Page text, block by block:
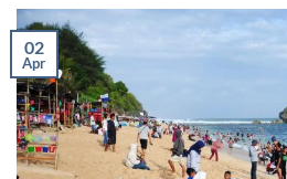
02
Apr